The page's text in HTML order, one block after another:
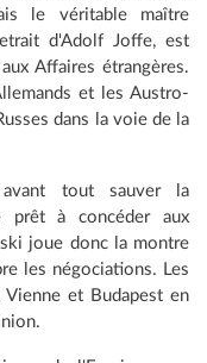
le véritable maître
d'Adolf Joffe, est
Affaires étrangères.
et les Austro-
dans la voie de la
tout sauver la
prêt à concéder aux
joue donc la montre
les négociations. Les
et Budapest en